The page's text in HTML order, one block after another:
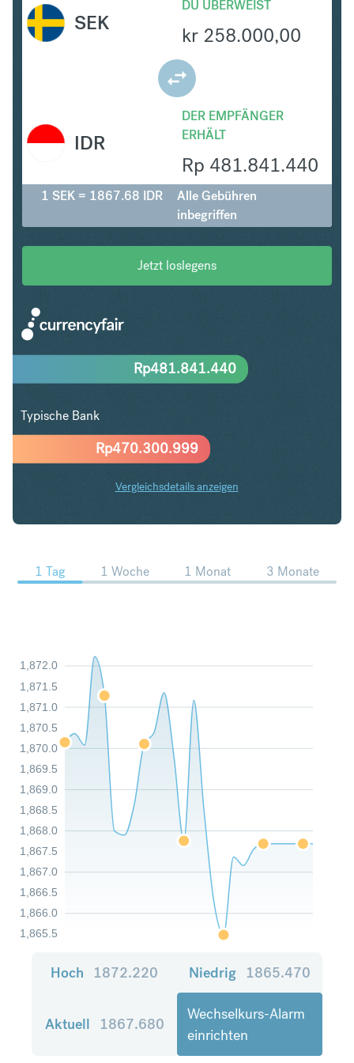
SEK
DU ÜBERWEIST
kr 258.000,00
DER EMPFÄNGER
ERHÄLT
Rp 481.841.440
IDR
1 SEK = 1867.68 IDR
Alle Gebühren
inbegriffen
Jetzt loslegens
Rp470.300.999
Rp481.841.440
Typische Bank
Vergleichsdetails anzeigen
SEK in IDR Trends
1 Tag 1 Woche 1 Monat 3 Monate
1,865.5
1,866.0
1,866.5
1,867.0
1,867.5
1,868.0
1,868.5
1,869.0
1,869.5
1,870.0
1,870.5
1,871.0
1,871.5
1,872.0
Hoch 1872.220 Niedrig 1865.470
Aktuell 1867.680
Wechselkurs-Alarm
einrichten